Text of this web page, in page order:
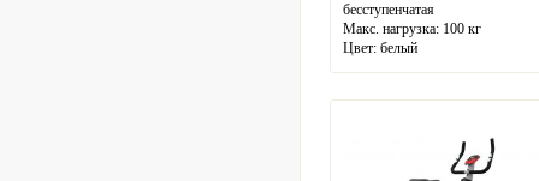
бесступенчатая
Макс. нагрузка: 100 кг
Цвет: белый